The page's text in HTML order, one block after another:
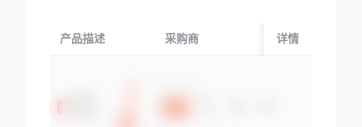
产品描述 采购商 起运国/地区
详情